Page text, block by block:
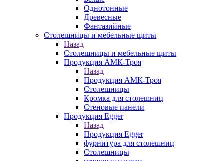
Однотонные
Древесные
Фантазийные
Столешницы и мебельные щиты
Назад
Столешницы и мебельные щиты
Продукция АМК-Троя
Назад
Продукция АМК-Троя
Столешницы
Кромка для столешниц
Стеновые панели
Продукция Egger
Назад
Продукция Egger
фурнитура для столешниц
Столешницы